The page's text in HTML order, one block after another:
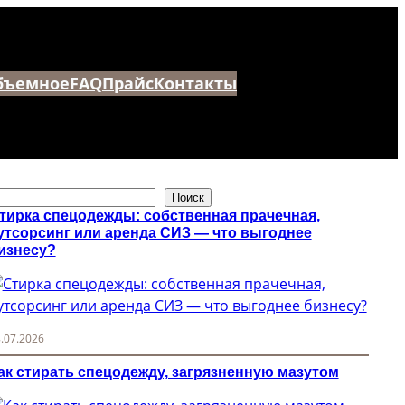
FAQПрайсКонтакты
Поиск
спецодежды: собственная прачечная,
или аренда СИЗ — что выгоднее
стирать спецодежду, загрязненную мазутом